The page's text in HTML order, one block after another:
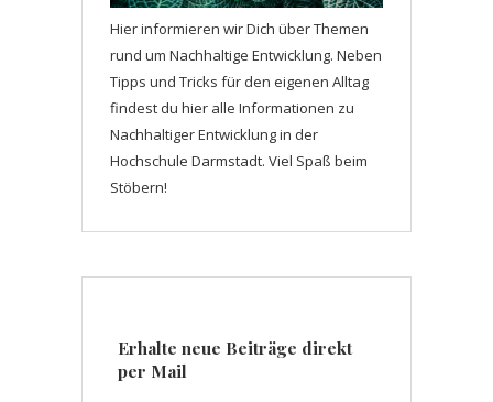
Hier informieren wir Dich über Themen
rund um Nachhaltige Entwicklung. Neben
Tipps und Tricks für den eigenen Alltag
findest du hier alle Informationen zu
Nachhaltiger Entwicklung in der
Hochschule Darmstadt. Viel Spaß beim
Stöbern!
Erhalte neue Beiträge direkt
per Mail